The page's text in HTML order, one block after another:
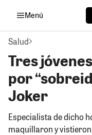
Menú
Salud
Tres
por
Joker
Especialista de dicho
maquillaron y